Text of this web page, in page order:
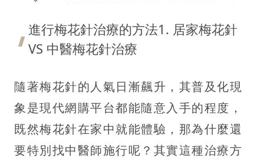
進行梅花針治療的方法1. 居家梅花針
VS 中醫梅花針治療
隨著梅花針的人氣日漸飆升，其普及化現
象是現代網購平台都能隨意入手的程度，
既然梅花針在家中就能體驗，那為什麼還
要特別找中醫師施行呢？其實這種治療方